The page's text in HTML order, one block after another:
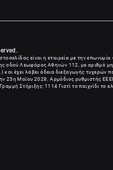
είναι η εταιρεία με την επωνυμία
οδού Λεωφόρος Αθηνών 112, με αριθμό
έχει λάβει άδεια διεξαγωγής τυχερών
25η Μαΐου 2028. Αρμόδιος ρυθμιστής
Στήριξης: 1114 Γιατί το παιχνίδι